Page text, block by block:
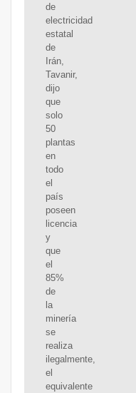
de
electricidad
estatal
de
Irán,
Tavanir,
dijo
que
solo
50
plantas
en
todo
el
país
poseen
licencia
y
que
el
85%
de
la
minería
se
realiza
ilegalmente,
el
equivalente